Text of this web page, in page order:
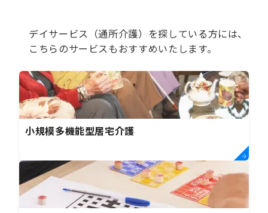
デイサービス（通所介護）を探している方には、
こちらのサービスもおすすめいたします。
小規模多機能型居宅介護